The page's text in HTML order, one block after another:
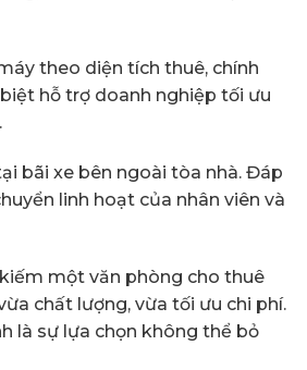
theo diện tích thuê, chính
hỗ trợ doanh nghiệp tối ưu
bãi xe bên ngoài tòa nhà. Đáp
linh hoạt của nhân viên và
một văn phòng cho thuê
chất lượng, vừa tối ưu chi phí.
là sự lựa chọn không thể bỏ